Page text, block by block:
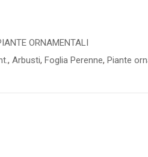
ORNAMENTALI
, Arbusti, Foglia Perenne, Piante